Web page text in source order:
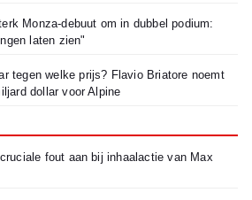
Monza-debuut om in dubbel podium:
laten zien"
tegen welke prijs? Flavio Briatore noemt
dollar voor Alpine
fout aan bij inhaalactie van Max